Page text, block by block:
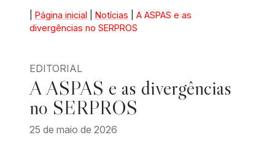
Página inicial Notícias
A ASPAS e as
divergências no SERPROS
EDITORIAL
A ASPAS e as divergências
no SERPROS
25 de maio de 2026